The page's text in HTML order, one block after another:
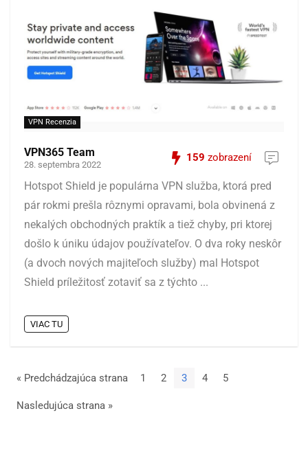
VPN Recenzia
VPN365 Team
28. septembra 2022
159 zobrazení
Hotspot Shield je populárna VPN služba, ktorá pred
pár rokmi prešla rôznymi opravami, bola obvinená z
nekalých obchodných praktík a tiež chyby, pri ktorej
došlo k úniku údajov používateľov. O dva roky neskôr
(a dvoch nových majiteľoch služby) mal Hotspot
Shield príležitosť zotaviť sa z týchto ...
VIAC TU
« Predchádzajúca strana 1 2 3 4 5
Nasledujúca strana »